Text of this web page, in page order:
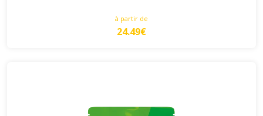
à partir de
24.49€